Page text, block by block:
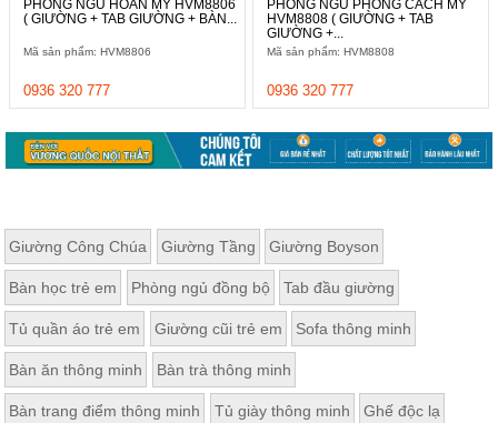
Thất
Ban
Bàn
ban
công,
xích
đu,
Phụ
Kiện
PHÒNG NGỦ HOÀN MỸ HVM8806
( GIƯỜNG + TAB GIƯỜNG + BÀN...
Mã sản phẩm: HVM8806
0936 320 777
PHÒNG NGỦ PHONG CÁCH MỸ
HVM8808 ( GIƯỜNG + TAB
GIƯỜNG +...
Mã sản phẩm: HVM8808
0936 320 777
Giường Công Chúa Giường Tầng Giường Boyson
Bàn học trẻ em Phòng ngủ đồng bộ Tab đầu giường
Tủ quần áo trẻ em Giường cũi trẻ em Sofa thông minh
Bàn ăn thông minh Bàn trà thông minh
Bàn trang điểm thông minh Tủ giày thông minh Ghế độc lạ